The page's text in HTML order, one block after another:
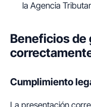
la Agencia
Beneficios de
Cumplimiento